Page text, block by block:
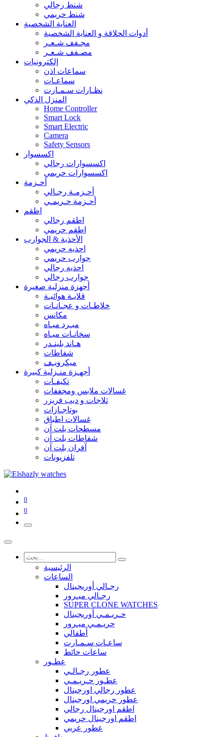
شنط رجالي
شنط حريمي
العناية الشخصية
أدوات الحلاقة و العناية الشخصية
مجـفف شـعـر
مصـفف شـعـر
إلكترونيات
سماعات اذن
سماعـات
نظـارات سـمـارت
المنزل الذكي
Home Controller
Smart Lock
Smart Electric
Camera
Safety Sensors
اكسسوار
اكسسوارات رجالي
اكسسوارات حريمي
أحـزمة
أحـزمـة رجـالي
أحـزمة حـريمـي
اطقم
اطقم رجالي
اطقم حريمي
الأحذية & الجوارب
احذيه حريمي
جوارب حريمي
احذيه رجالي
جوارب رجالي
أجهزة منزلية صغيرة
قلايـة هوائيـة
خلاطـات و عجـانـات
مكانس
مبـرد ميـاه
سخانـات ميـاه
هـاند بلينـدر
شفاطات
ميكرويـف
أجهـزة منـزلية كبيرة
تكيفـات
غسالات ملابس ومجففات
ثلاجات و ديب فريزر
بوتاجـازات
غسالات اطباق
مسطحات بلت آن
شفاطات بلت آن
آفران بلت آن
تلفزيونات
0
0
الرئيسية
الساعات
رجـالي أوريجينال
رجـالي ميـرور
SUPER CLONE WATCHES
حـريـمـي أوريجينال
حريـمـي ميـرور
أطفالي
ساعـات سـمـارت
ساعات حائط
عطـور
عطور رجـالـي
عطـور حـريـمـي
عطور رجالي اورجينال
عطور حريمي اورجينال
اطقم اورجينال رجالي
اطقم اورجينال حريمي
عطور عربي